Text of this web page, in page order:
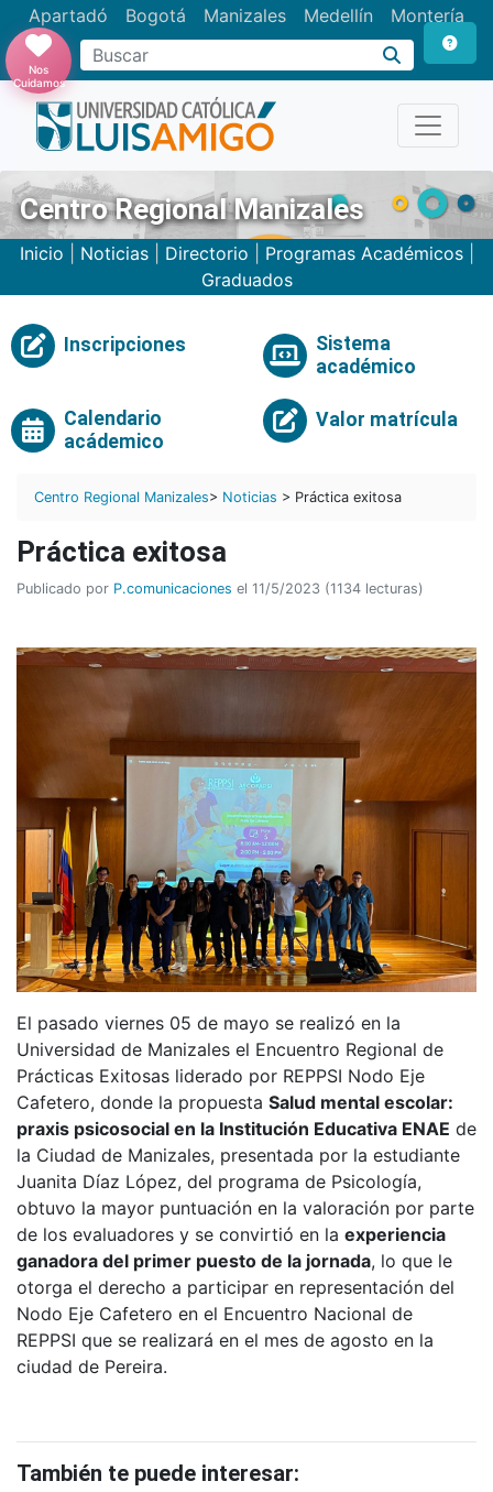
Apartadó Bogotá Manizales Medellín Montería
Nos
Cuidamos
Centro Regional Manizales
Inicio Noticias| Directorio Programas Académicos|
Graduados
Inscripciones
Sistema
académico
Calendario
acádemico
Valor matrícula
Centro Regional Manizales> Noticias > Práctica exitosa
Práctica exitosa
Publicado por P.comunicaciones el 11/5/2023 (1134 lecturas)
El pasado viernes 05 de mayo se realizó en la
Universidad de Manizales el Encuentro Regional de
Prácticas Exitosas liderado por REPPSI Nodo Eje
Cafetero, donde la propuesta Salud mental escolar:
praxis psicosocial en la Institución Educativa ENAE de
la Ciudad de Manizales, presentada por la estudiante
Juanita Díaz López, del programa de Psicología,
obtuvo la mayor puntuación en la valoración por parte
de los evaluadores y se convirtió en la experiencia
ganadora del primer puesto de la jornada, lo que le
otorga el derecho a participar en representación del
Nodo Eje Cafetero en el Encuentro Nacional de
REPPSI que se realizará en el mes de agosto en la
ciudad de Pereira.
También te puede interesar: